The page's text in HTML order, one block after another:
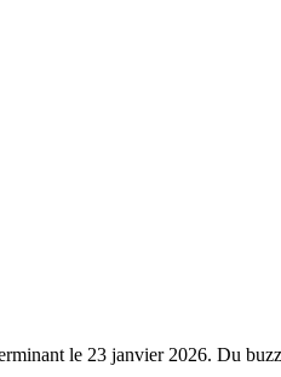
le 23 janvier 2026. Du